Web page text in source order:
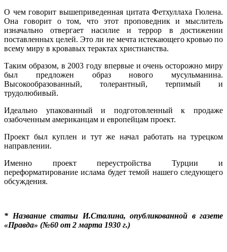
О чем говорит вышеприведенная цитата Фетхуллаха Гюлена.
Она говорит о том, что этот проповедник и мыслитель
изначально отвергает насилие и террор в достижении
поставленных целей. Это ли не мечта истекающего кровью по
всему миру в кровавых терактах христианства.
Таким образом, в 2003 году впервые и очень осторожно миру
был предложен образ нового мусульманина.
Высокообразованный, толерантный, терпимый и
трудолюбивый.
Идеально упакованный и подготовленный к продаже
озабоченным американцам и европейцам проект.
Проект был куплен и тут же начал работать на турецком
направлении.
Именно проект переустройства Турции и
переформатирование ислама будет темой нашего следующего
обсуждения.
* Название статьи И.Сталина, опубликованной в газете
«Правда» (№60 от 2 марта 1930 г.)